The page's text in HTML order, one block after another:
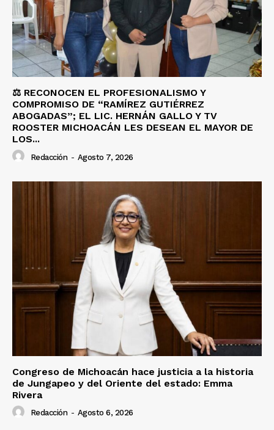
⚖️ RECONOCEN EL PROFESIONALISMO Y
COMPROMISO DE “RAMÍREZ GUTIÉRREZ
ABOGADAS”; EL LIC. HERNÁN GALLO Y TV
ROOSTER MICHOACÁN LES DESEAN EL MAYOR DE
LOS...
Redacción - Agosto 7, 2026
Congreso de Michoacán hace justicia a la historia
de Jungapeo y del Oriente del estado: Emma
Rivera
Redacción - Agosto 6, 2026